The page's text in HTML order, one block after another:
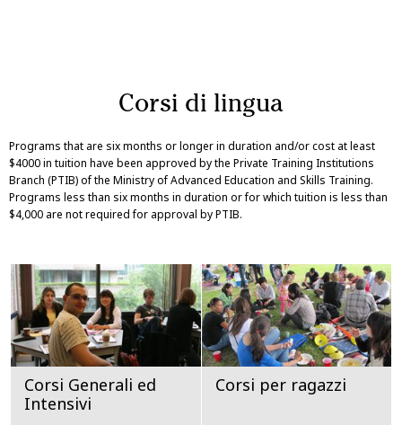
Corsi di lingua
Programs that are six months or longer in duration and/or cost at least
$4000 in tuition have been approved by the Private Training Institutions
Branch (PTIB) of the Ministry of Advanced Education and Skills Training.
Programs less than six months in duration or for which tuition is less than
$4,000 are not required for approval by PTIB.
Corsi Generali ed
Intensivi
Corsi per ragazzi